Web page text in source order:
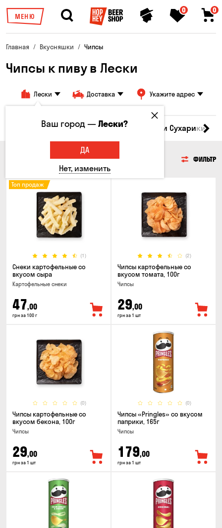
МЕНЮ
0 0
Главная Вкусняшки Чипсы
Чипсы к пиву в Лески
Лески Доставка Укажите адрес
Семечки Чипсы Гренки и Сухарики
ФИЛЬТР
(1)
Топ продаж
Снеки картофельные со
вкусом сыра
Картофельные снеки
47,00
грн за 100 г
(2)
Чипсы картофельные со
вкусом томата, 100г
Чипсы
29,00
грн за 1 шт
(0)
Чипсы картофельные со
вкусом бекона, 100г
Чипсы
29,00
грн за 1 шт
(0)
Чипсы «Pringles» со вкусом
паприки, 165г
Чипсы
179,00
грн за 1 шт
Ваш город —Лески?
ДА
Нет, изменить